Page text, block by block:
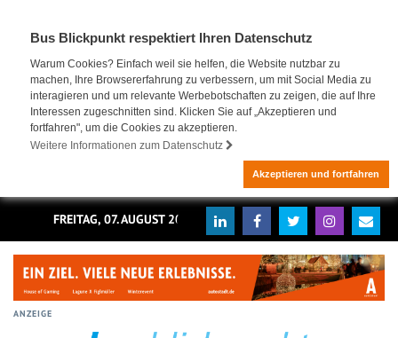
Bus Blickpunkt respektiert Ihren Datenschutz
Warum Cookies? Einfach weil sie helfen, die Website nutzbar zu
machen, Ihre Browsererfahrung zu verbessern, um mit Social Media zu
interagieren und um relevante Werbebotschaften zu zeigen, die auf Ihre
Interessen zugeschnitten sind. Klicken Sie auf „Akzeptieren und
fortfahren", um die Cookies zu akzeptieren.
Weitere Informationen zum Datenschutz
Akzeptieren und fortfahren
FREITAG, 07. AUGUST 2026
ANZEIGE